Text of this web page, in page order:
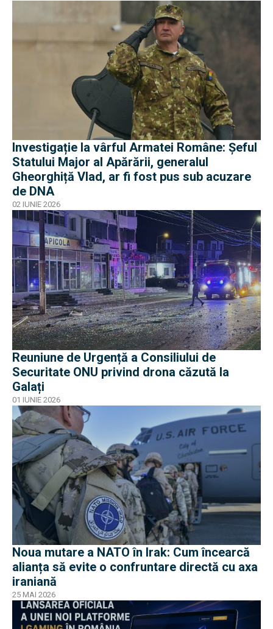
Investigație la vârful Armatei Române: Șeful
Statului Major al Apărării, generalul
Gheorghiță Vlad, ar fi fost pus sub acuzare
de DNA
02 IUNIE 2026
Reuniune de Urgență a Consiliului de
Securitate ONU privind drona căzută la
Galați
01 IUNIE 2026
Noua mutare a NATO în Irak: Cum încearcă
alianța să evite o confruntare directă cu axa
iraniană
25 MAI 2026